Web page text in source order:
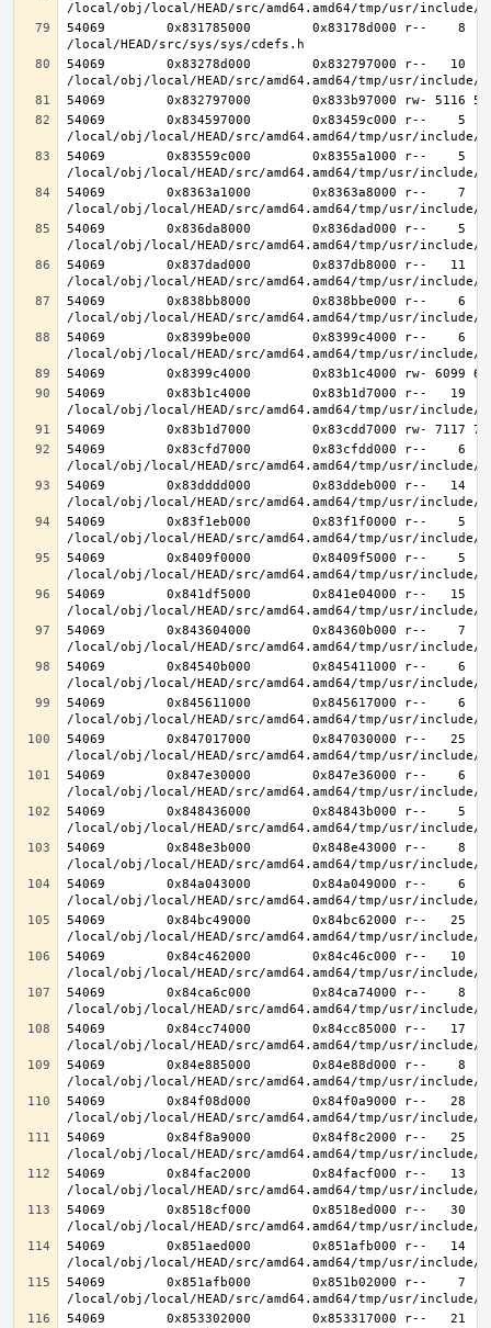
54069        0x831785000        0x83178d000 r--    8
54069        0x83278d000        0x832797000 r--   10
54069        0x834597000        0x83459c000 r--    5
54069        0x83559c000        0x8355a1000 r--    5
54069        0x8363a1000        0x8363a8000 r--    7
54069        0x836da8000        0x836dad000 r--    5
54069        0x837dad000        0x837db8000 r--   11
54069        0x838bb8000        0x838bbe000 r--    6
54069        0x8399be000        0x8399c4000 r--    6
54069        0x83b1c4000        0x83b1d7000 r--   19
54069        0x83cfd7000        0x83cfdd000 r--    6
54069        0x83dddd000        0x83ddeb000 r--   14
54069        0x83f1eb000        0x83f1f0000 r--    5
54069        0x8409f0000        0x8409f5000 r--    5
54069        0x841df5000        0x841e04000 r--   15
54069        0x843604000        0x84360b000 r--    7
54069        0x84540b000        0x845411000 r--    6
54069        0x845611000        0x845617000 r--    6
54069        0x847017000        0x847030000 r--   25
54069        0x847e30000        0x847e36000 r--    6
54069        0x848436000        0x84843b000 r--    5
54069        0x848e3b000        0x848e43000 r--    8
54069        0x84a043000        0x84a049000 r--    6
54069        0x84bc49000        0x84bc62000 r--   25
54069        0x84c462000        0x84c46c000 r--   10
54069        0x84ca6c000        0x84ca74000 r--    8
54069        0x84cc74000        0x84cc85000 r--   17
54069        0x84e885000        0x84e88d000 r--    8
54069        0x84f08d000        0x84f0a9000 r--   28
54069        0x84f8a9000        0x84f8c2000 r--   25
54069        0x84fac2000        0x84facf000 r--   13
54069        0x8518cf000        0x8518ed000 r--   30
54069        0x851aed000        0x851afb000 r--   14
54069        0x851afb000        0x851b02000 r--    7
54069        0x853302000        0x853317000 r--   21